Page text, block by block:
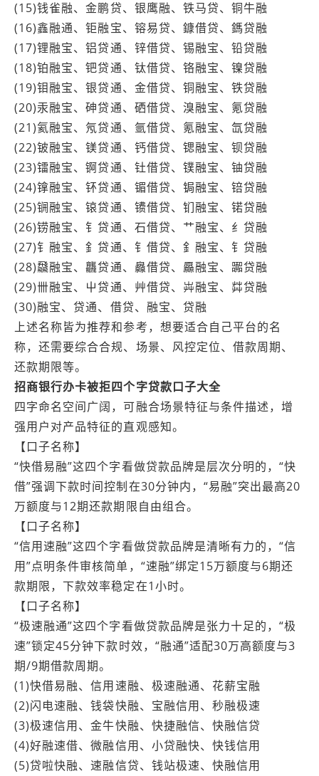
(15)钱雀融、金鹏贷、银鹰融、铁马贷、铜牛融
(16)鑫融通、钜融宝、镕易贷、鏮借贷、鎷贷融
(17)锂融宝、铝贷通、锌借贷、锡融宝、铅贷融
(18)铂融宝、钯贷通、钛借贷、铬融宝、镍贷融
(19)钼融宝、银贷通、金借贷、铜融宝、铁贷融
(20)汞融宝、砷贷通、硒借贷、溴融宝、氪贷融
(21)氦融宝、氖贷通、氩借贷、氪融宝、氙贷融
(22)铍融宝、镁贷通、钙借贷、锶融宝、钡贷融
(23)镭融宝、锕贷通、钍借贷、镤融宝、铀贷融
(24)镎融宝、钚贷通、镅借贷、锔融宝、锫贷融
(25)锎融宝、锿贷通、镄借贷、钔融宝、锘贷融
(26)铹融宝、钅贷通、石借贷、艹融宝、纟贷融
(27)钅融宝、釒贷通、钅借贷、釒融宝、钅贷融
(28)飝融宝、龘贷通、灥借贷、厵融宝、嚻贷融
(29)卌融宝、屮贷通、艸借贷、芔融宝、茻贷融
(30)融宝、贷通、借贷、融宝、贷融
上述名称皆为推荐和参考，想要适合自己平台的名
称，还需要综合合规、场景、风控定位、借款周期、
还款期限等。
招商银行办卡被拒四个字贷款口子大全
四字命名空间广阔，可融合场景特征与条件描述，增
强用户对产品特征的直观感知。
【口子名称】
“快借易融”这四个字看做贷款品牌是层次分明的，“快
借”强调下款时间控制在30分钟内，“易融”突出最高20
万额度与12期还款期限自由组合。
【口子名称】
“信用速融”这四个字看做贷款品牌是清晰有力的，“信
用”点明条件审核简单，“速融”绑定15万额度与6期还
款期限，下款效率稳定在1小时。
【口子名称】
“极速融通”这四个字看做贷款品牌是张力十足的，“极
速”锁定45分钟下款时效，“融通”适配30万高额度与3
期/9期借款周期。
(1)快借易融、信用速融、极速融通、花薪宝融
(2)闪电速融、钱袋快融、宝融信用、秒融极速
(3)极速信用、金牛快融、快捷融信、快融信贷
(4)好融速借、微融信用、小贷融快、快钱信用
(5)贷啦快融、速融信贷、钱站极速、快融信用